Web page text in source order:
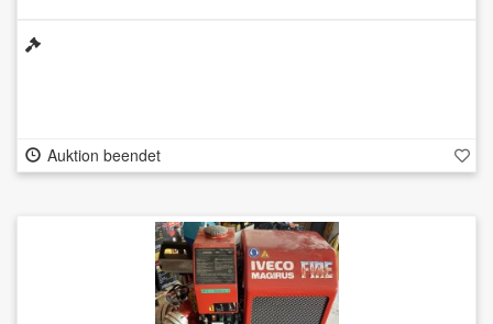
Auktion beendet